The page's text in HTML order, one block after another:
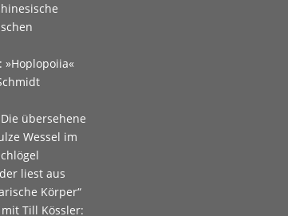
»Hoplopoiia«
übersehene
Wessel im
liest aus
Körper“
Till Kössler: